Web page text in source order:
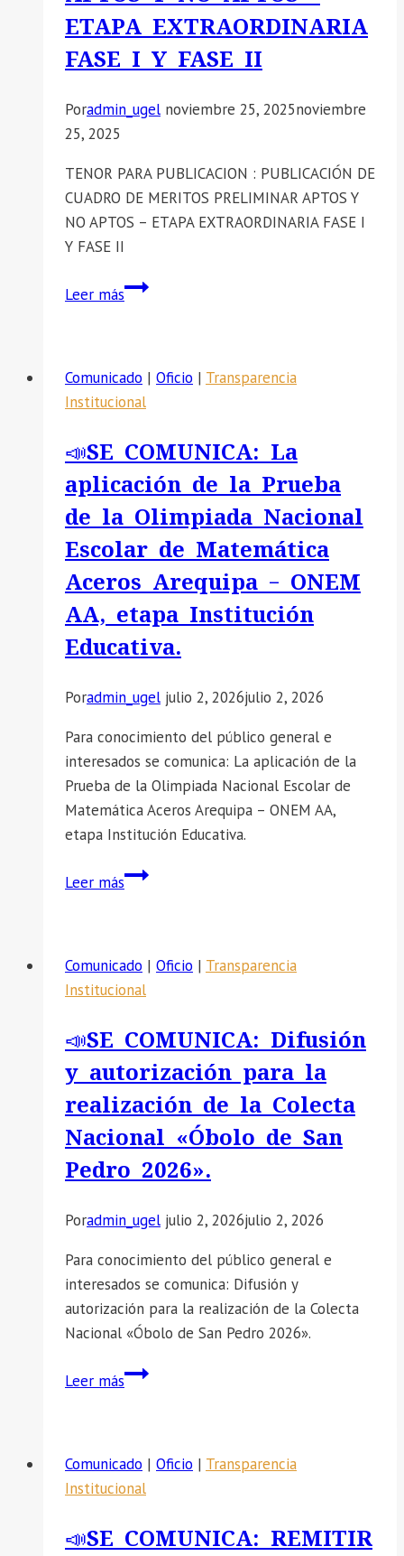
GRDS-
DREA-
DGPEMSS.
ETAPA EXTRAORDINARIA
FASE I Y FASE II
Poradmin_ugel noviembre 25, 2025noviembre
25, 2025
TENOR PARA PUBLICACION : PUBLICACIÓN DE
CUADRO DE MERITOS PRELIMINAR APTOS Y
NO APTOS – ETAPA EXTRAORDINARIA FASE I
Y FASE II
Leer más📣
PARA
PUBLICACION
PUBLICACIÓN
DE
CUADRO
DE
MERITOS
PRELIMINAR
Y
NO
–
EXTRAORDINARIA
FASE
I
Y
FASE
II
Comunicado | Oficio | Transparencia
Institucional
📣SE COMUNICA: La
aplicación de la Prueba
de la Olimpiada Nacional
Escolar de Matemática
Aceros Arequipa – ONEM
AA, etapa Institución
Educativa.
Poradmin_ugel julio 2, 2026julio 2, 2026
Para conocimiento del público general e
interesados se comunica: La aplicación de la
Prueba de la Olimpiada Nacional Escolar de
Matemática Aceros Arequipa – ONEM AA,
etapa Institución Educativa.
Leer más📣
aplicación
de
Prueba
de
Olimpiada
Nacional
Escolar
Matemática
Arequipa
–
ONEM
AA,
Institución
Comunicado | Oficio | Transparencia
Institucional
📣SE COMUNICA: Difusión
y autorización para la
realización de la Colecta
Nacional «Óbolo de San
Pedro 2026».
Poradmin_ugel julio 2, 2026julio 2, 2026
Para conocimiento del público general e
interesados se comunica: Difusión y
autorización para la realización de la Colecta
Nacional «Óbolo de San Pedro 2026».
Leer más📣
y
autorización
la
Comunicado | Oficio | Transparencia
Institucional
📣SE COMUNICA: REMITIR